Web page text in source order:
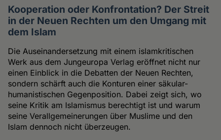
Kooperation oder Konfrontation? Der Streit
in der Neuen Rechten um den Umgang mit
dem Islam
Die Auseinandersetzung mit einem islamkritischen
Werk aus dem Jungeuropa Verlag eröffnet nicht nur
einen Einblick in die Debatten der Neuen Rechten,
sondern schärft auch die Konturen einer säkular-
humanistischen Gegenposition. Dabei zeigt sich, wo
seine Kritik am Islamismus berechtigt ist und warum
seine Verallgemeinerungen über Muslime und den
Islam dennoch nicht überzeugen.